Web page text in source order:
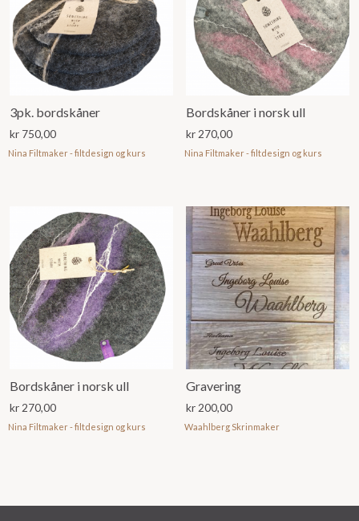
3pk. bordskåner
kr 750,00
Nina Filtmaker - filtdesign og kurs
Bordskåner i norsk ull
kr 270,00
Nina Filtmaker - filtdesign og kurs
Bordskåner i norsk ull
kr270,00
Nina Filtmaker - filtdesign og kurs
Gravering
kr200,00
Waahlberg Skrinmaker
flere